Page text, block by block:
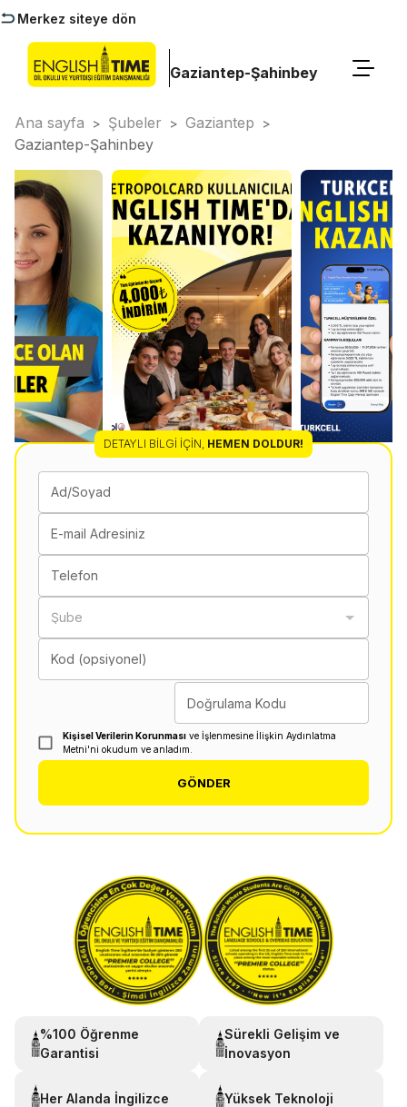
Merkez siteye dön
Gaziantep-Şahinbey
Ana sayfa > Şubeler > Gaziantep >
Gaziantep-Şahinbey
DETAYLI BILGI İÇIN, HEMEN DOLDUR!
Ad/Soyad
E-mail Adresiniz
Telefon
Şube
Kod (opsiyonel)
Doğrulama Kodu
Kişisel Verilerin Korunması ve İşlenmesine İlişkin Aydınlatma
Metni'ni okudum ve anladım.
GÖNDER
%100 Öğrenme
Garantisi
Sürekli Gelişim ve
İnovasyon
Her Alanda İngilizce Yüksek Teknoloji